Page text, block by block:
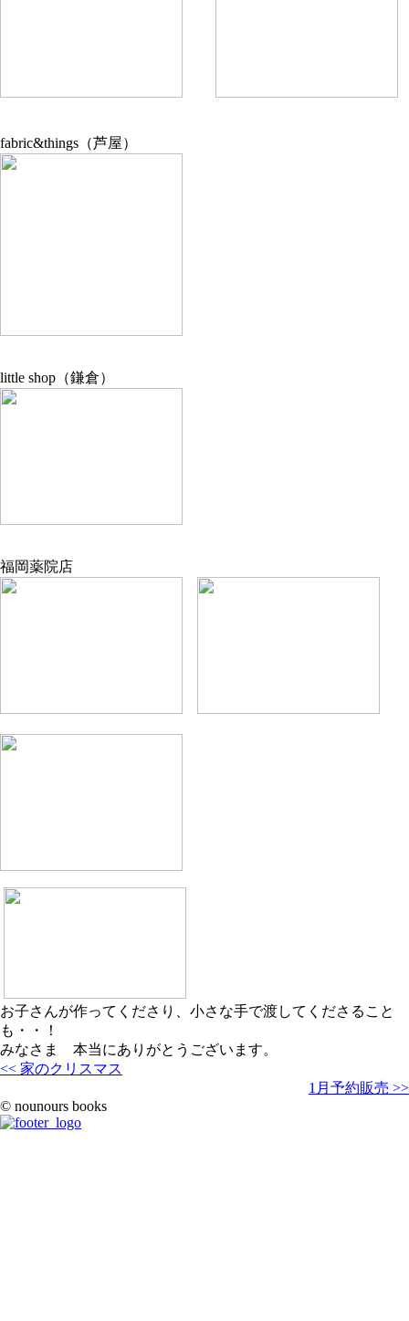
fabric&things（芦屋）
little shop（鎌倉）
福岡薬院店
お子さんが作ってくださり、小さな手で渡してくださること
も・・！
みなさま 本当にありがとうございます。
<< 家のクリスマス
1月予約販売 >>
© nounours books